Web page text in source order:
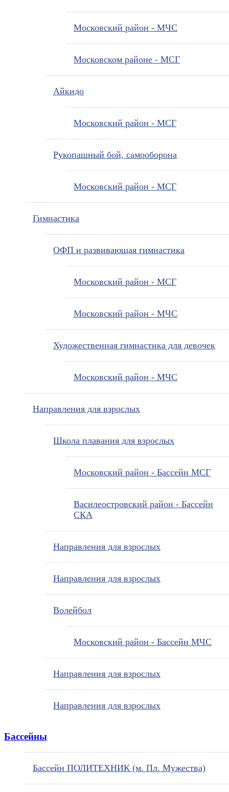
Московский район - МЧС
Московском районе - МСГ
Айкидо
Московский район - МСГ
Рукопашный бой, самооборона
Московский район - МСГ
Гимнастика
ОФП и развивающая гимнастика
Московский район - МСГ
Московский район - МЧС
Художественная гимнастика для девочек
Московский район - МЧС
Направления для взрослых
Школа плавания для взрослых
Московский район - Бассейн МСГ
Василеостровский район - Бассейн
СКА
Направления для взрослых
Направления для взрослых
Волейбол
Московский район - Бассейн МЧС
Направления для взрослых
Направления для взрослых
Бассейны
Бассейн ПОЛИТЕХНИК (м. Пл. Мужества)